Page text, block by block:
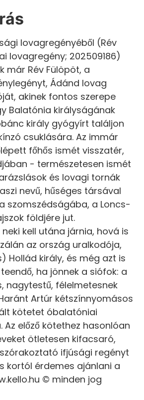
lovagregényéből (Rév
lovagregény; 202509186)
már Rév Fülöpöt, a
Ádánd lovag
akinek fontos szerepe
Balatónia királyságának
király gyógyírt találjon
csuklására. Az immár
főhős ismét visszatér,
- természetesen ismét
és lovagi tornák
nevű, hűséges társával
szomszédságába, a Loncs-
földjére jut.
kell utána járnia, hová is
az ország uralkodója,
Hollád király, és még azt is
ha jönnek a siófok: a
nagytestű, félelmetesnek
Artúr kétszínnyomásos
kötetet óbalatóniai
Az előző kötethez hasonlóan
ötletesen kifacsaró,
ifjúsági regényt
kortól érdemes ajánlani a
© minden jog